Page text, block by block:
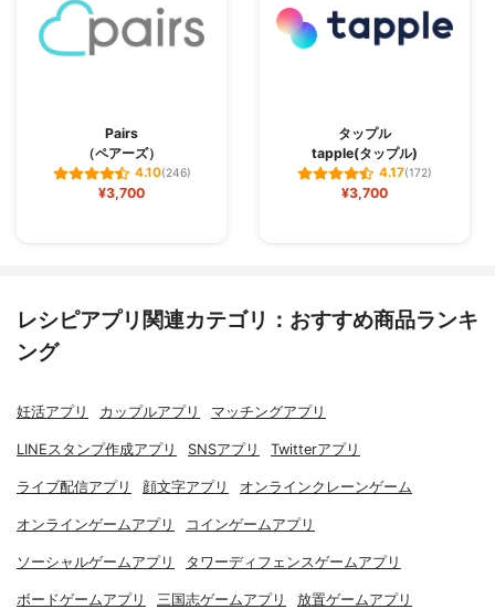
Pairs
（ペアーズ）
4.10(246)
¥3,700
タップル
tapple(タップル)
4.17(172)
¥3,700
レシピアプリ関連カテゴリ：おすすめ商品ランキ
ング
妊活アプリ カップルアプリ マッチングアプリ
LINEスタンプ作成アプリ SNSアプリ Twitterアプリ
ライブ配信アプリ 顔文字アプリ オンラインクレーンゲーム
オンラインゲームアプリ コインゲームアプリ
ソーシャルゲームアプリ タワーディフェンスゲームアプリ
ボードゲームアプリ 三国志ゲームアプリ 放置ゲームアプリ